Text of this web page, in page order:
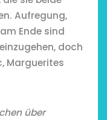
Aufregung,
Ende sind
doch
Marguerites
über